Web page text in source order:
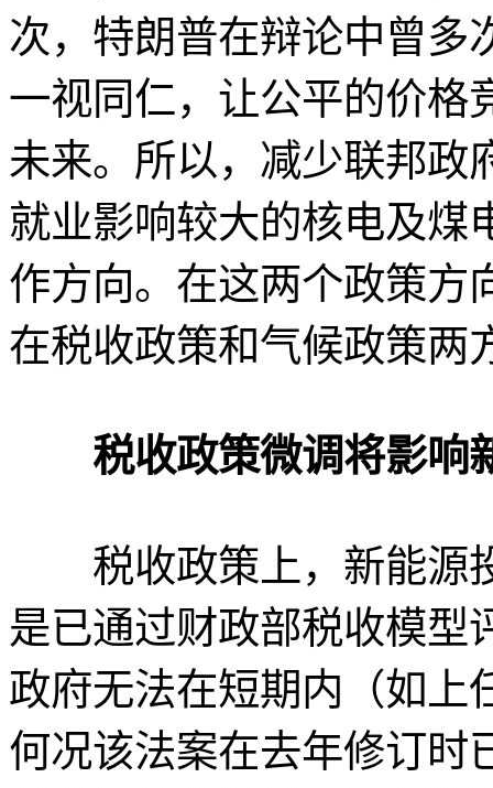
次，特朗普在辩论中曾多
一视同仁，让公平的价格
未来。所以，减少联邦政
就业影响较大的核电及煤
作方向。在这两个政策方
在税收政策和气候政策两
税收政策微调将影响
税收政策上，新能源投
是已通过财政部税收模型
政府无法在短期内（如上
何况该法案在去年修订时